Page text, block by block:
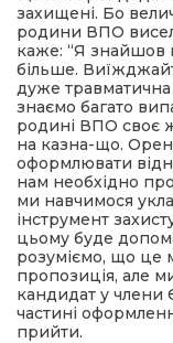
захищені. Бо
родини ВПО
каже: “Я знайшов
більше.
дуже
знаємо багато
родині ВПО своє
на казна-що.
оформлювати
нам необхідно
ми навчимося
інструмент
цьому буде
розуміємо, що це
пропозиція, але
кандидат у
частині
прийти.